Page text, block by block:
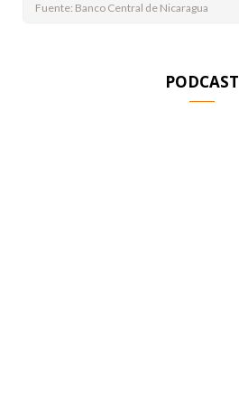
Fuente: Banco Central de Nicaragua
PODCAST